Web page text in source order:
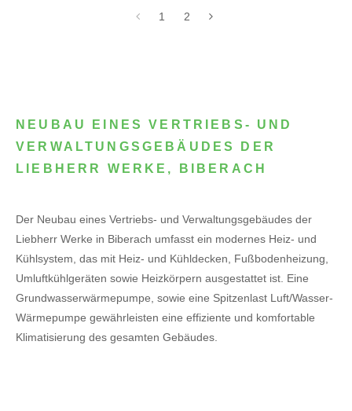
1 2
NEUBAU EINES VERTRIEBS- UND
VERWALTUNGSGEBÄUDES DER
LIEBHERR WERKE, BIBERACH
Der Neubau eines Vertriebs- und Verwaltungsgebäudes der
Liebherr Werke in Biberach umfasst ein modernes Heiz- und
Kühlsystem, das mit Heiz- und Kühldecken, Fußbodenheizung,
Umluftkühlgeräten sowie Heizkörpern ausgestattet ist. Eine
Grundwasserwärmepumpe, sowie eine Spitzenlast Luft/Wasser-
Wärmepumpe gewährleisten eine effiziente und komfortable
Klimatisierung des gesamten Gebäudes.